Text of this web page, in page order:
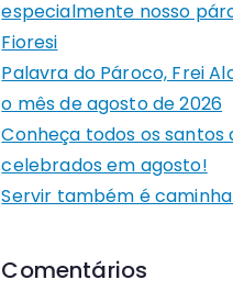
especialmente nosso
Fioresi
Palavra do Pároco, Frei
o mês de agosto de 2026
Conheça todos os santos
celebrados em agosto!
Servir também é
Comentários